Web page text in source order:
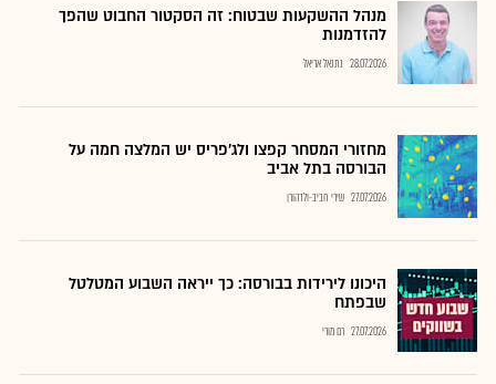
מנהל ההשקעות שבטוח: זה הסקטור החבוט שהפך
להזדמנות
28.07.2026 נתנאל אריאל
מחזורי המסחר קפצו ולג'פריס יש המלצה חמה על
הבורסה בתל אביב
27.07.2026 שירי חביב-ולדהורן
היכונו לירידות בבורסה: כך ייראה השבוע המטלטל
שבפתח
27.07.2026 רם מורי